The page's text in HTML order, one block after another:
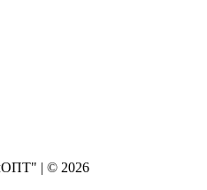
| © 2026